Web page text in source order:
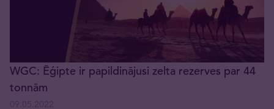
WGC: Ēģipte ir papildinājusi zelta rezerves par 44
tonnām